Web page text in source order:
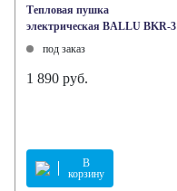
Тепловая пушка
электрическая BALLU BKR-3
под заказ
1 890 руб.
В
корзину